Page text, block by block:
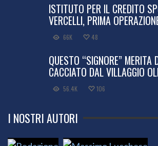
ISTITUTO PER IL CREDITO
VERCELLI, PRIMA
66K 48
QUESTO “SIGNORE” MERITA
CACCIATO DAL VILLAGGIO
56.4K 106
I NOSTRI AUTORI